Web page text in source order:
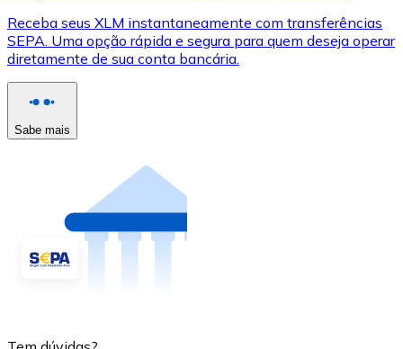
Receba seus XLM instantaneamente com transferências
SEPA. Uma opção rápida e segura para quem deseja operar
diretamente de sua conta bancária.
Sabe mais